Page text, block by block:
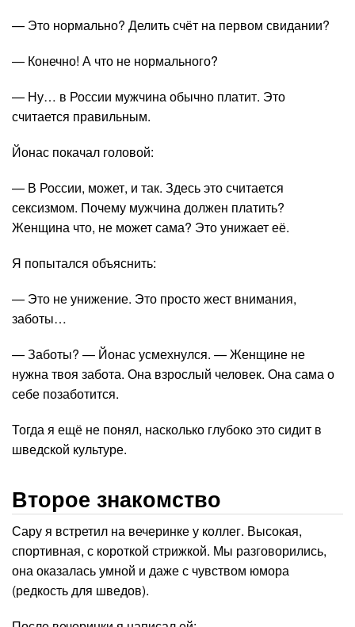
— Это нормально? Делить счёт на первом свидании?
— Конечно! А что не нормального?
— Ну… в России мужчина обычно платит. Это
считается правильным.
Йонас покачал головой:
— В России, может, и так. Здесь это считается
сексизмом. Почему мужчина должен платить?
Женщина что, не может сама? Это унижает её.
Я попытался объяснить:
— Это не унижение. Это просто жест внимания,
заботы…
— Заботы? — Йонас усмехнулся. — Женщине не
нужна твоя забота. Она взрослый человек. Она сама о
себе позаботится.
Тогда я ещё не понял, насколько глубоко это сидит в
шведской культуре.
Второе знакомство
Сару я встретил на вечеринке у коллег. Высокая,
спортивная, с короткой стрижкой. Мы разговорились,
она оказалась умной и даже с чувством юмора
(редкость для шведов).